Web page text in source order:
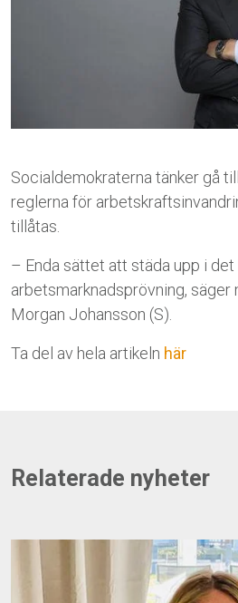
Socialdemokraterna tänker gå
reglerna för
tillåtas.
– Enda sättet att städa upp i det
arbetsmarknadsprövning,
Morgan Johansson (S).
Ta del av hela artikeln här
Relaterade nyheter